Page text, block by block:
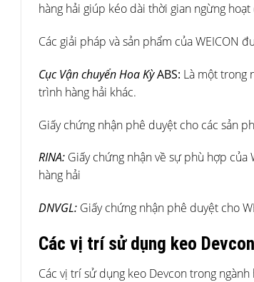
hàng hải giúp kéo dài thời gian ngừng
Các giải pháp và sản phẩm của WEICON
Cục Vận chuyển Hoa KỳABS: Là một trong
trình hàng hải khác.
Giấy chứng nhận phê duyệt cho các sản
RINA: Giấy chứng nhận về sự phù hợp của
hàng hải
DNVGL: Giấy chứng nhận phê duyệt cho
Các vị trí sử dụng keo
Các vị trí sử dụng keo Devcon trong ngành